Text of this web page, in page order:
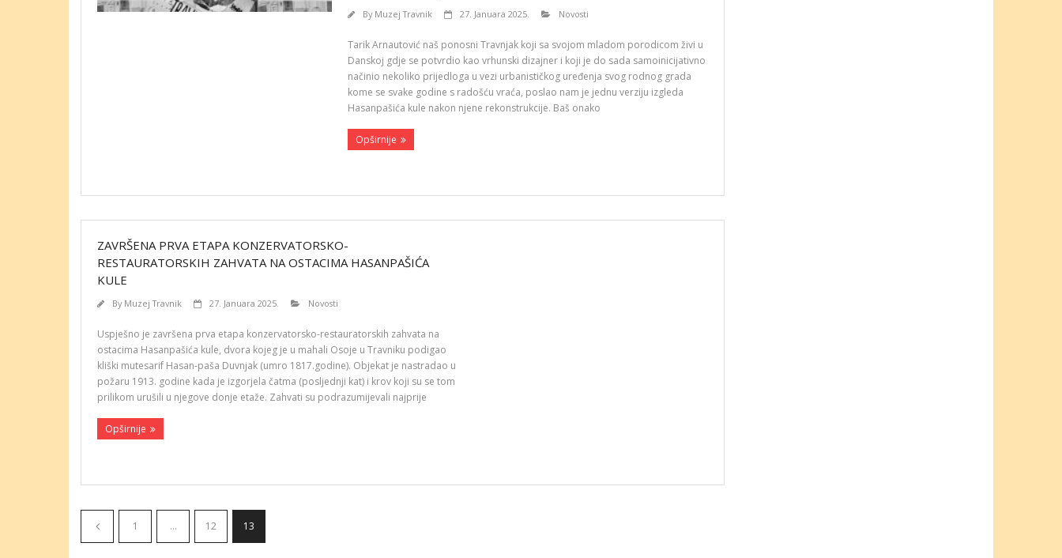
By Muzej Travnik 27. Januara 2025. Novosti
Tarik Arnautović naš ponosni Travnjak koji sa svojom mladom porodicom živi u
Danskoj gdje se potvrdio kao vrhunski dizajner i koji je do sada samoinicijativno
načinio nekoliko prijedloga u vezi urbanističkog uređenja svog rodnog grada
kome se svake godine s radošću vraća, poslao nam je jednu verziju izgleda
Hasanpašića kule nakon njene rekonstrukcije. Baš onako
Opširnije
ZAVRŠENA PRVA ETAPA KONZERVATORSKO-
RESTAURATORSKIH ZAHVATA NA OSTACIMA HASANPAŠIĆA
KULE
By Muzej Travnik 27. Januara 2025. Novosti
Uspješno je završena prva etapa konzervatorsko-restauratorskih zahvata na
ostacima Hasanpašića kule, dvora kojeg je u mahali Osoje u Travniku podigao
kliški mutesarif Hasan-paša Duvnjak (umro 1817.godine). Objekat je nastradao u
požaru 1913. godine kada je izgorjela čatma (posljednji kat) i krov koji su se tom
prilikom urušili u njegove donje etaže. Zahvati su podrazumijevali najprije
Opširnije
1 … 12 13